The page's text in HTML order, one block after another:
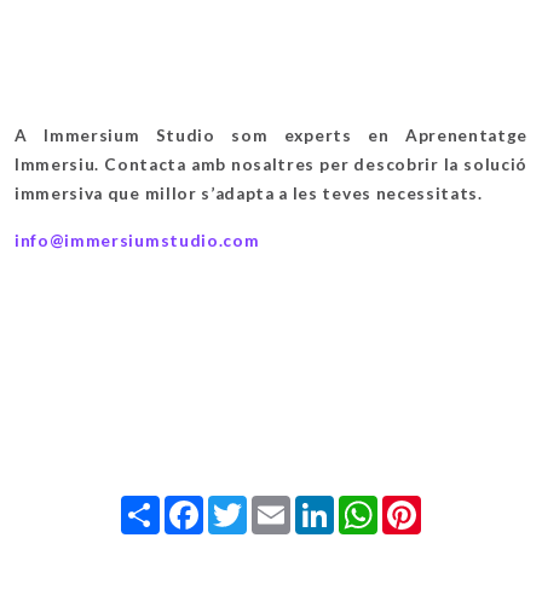
A Immersium Studio som experts en Aprenentatge
Immersiu. Contacta amb nosaltres per descobrir la solució
immersiva que millor s’adapta a les teves necessitats.
info@immersiumstudio.com
Share FacebookTwitterEmail LinkedInWhatsApp